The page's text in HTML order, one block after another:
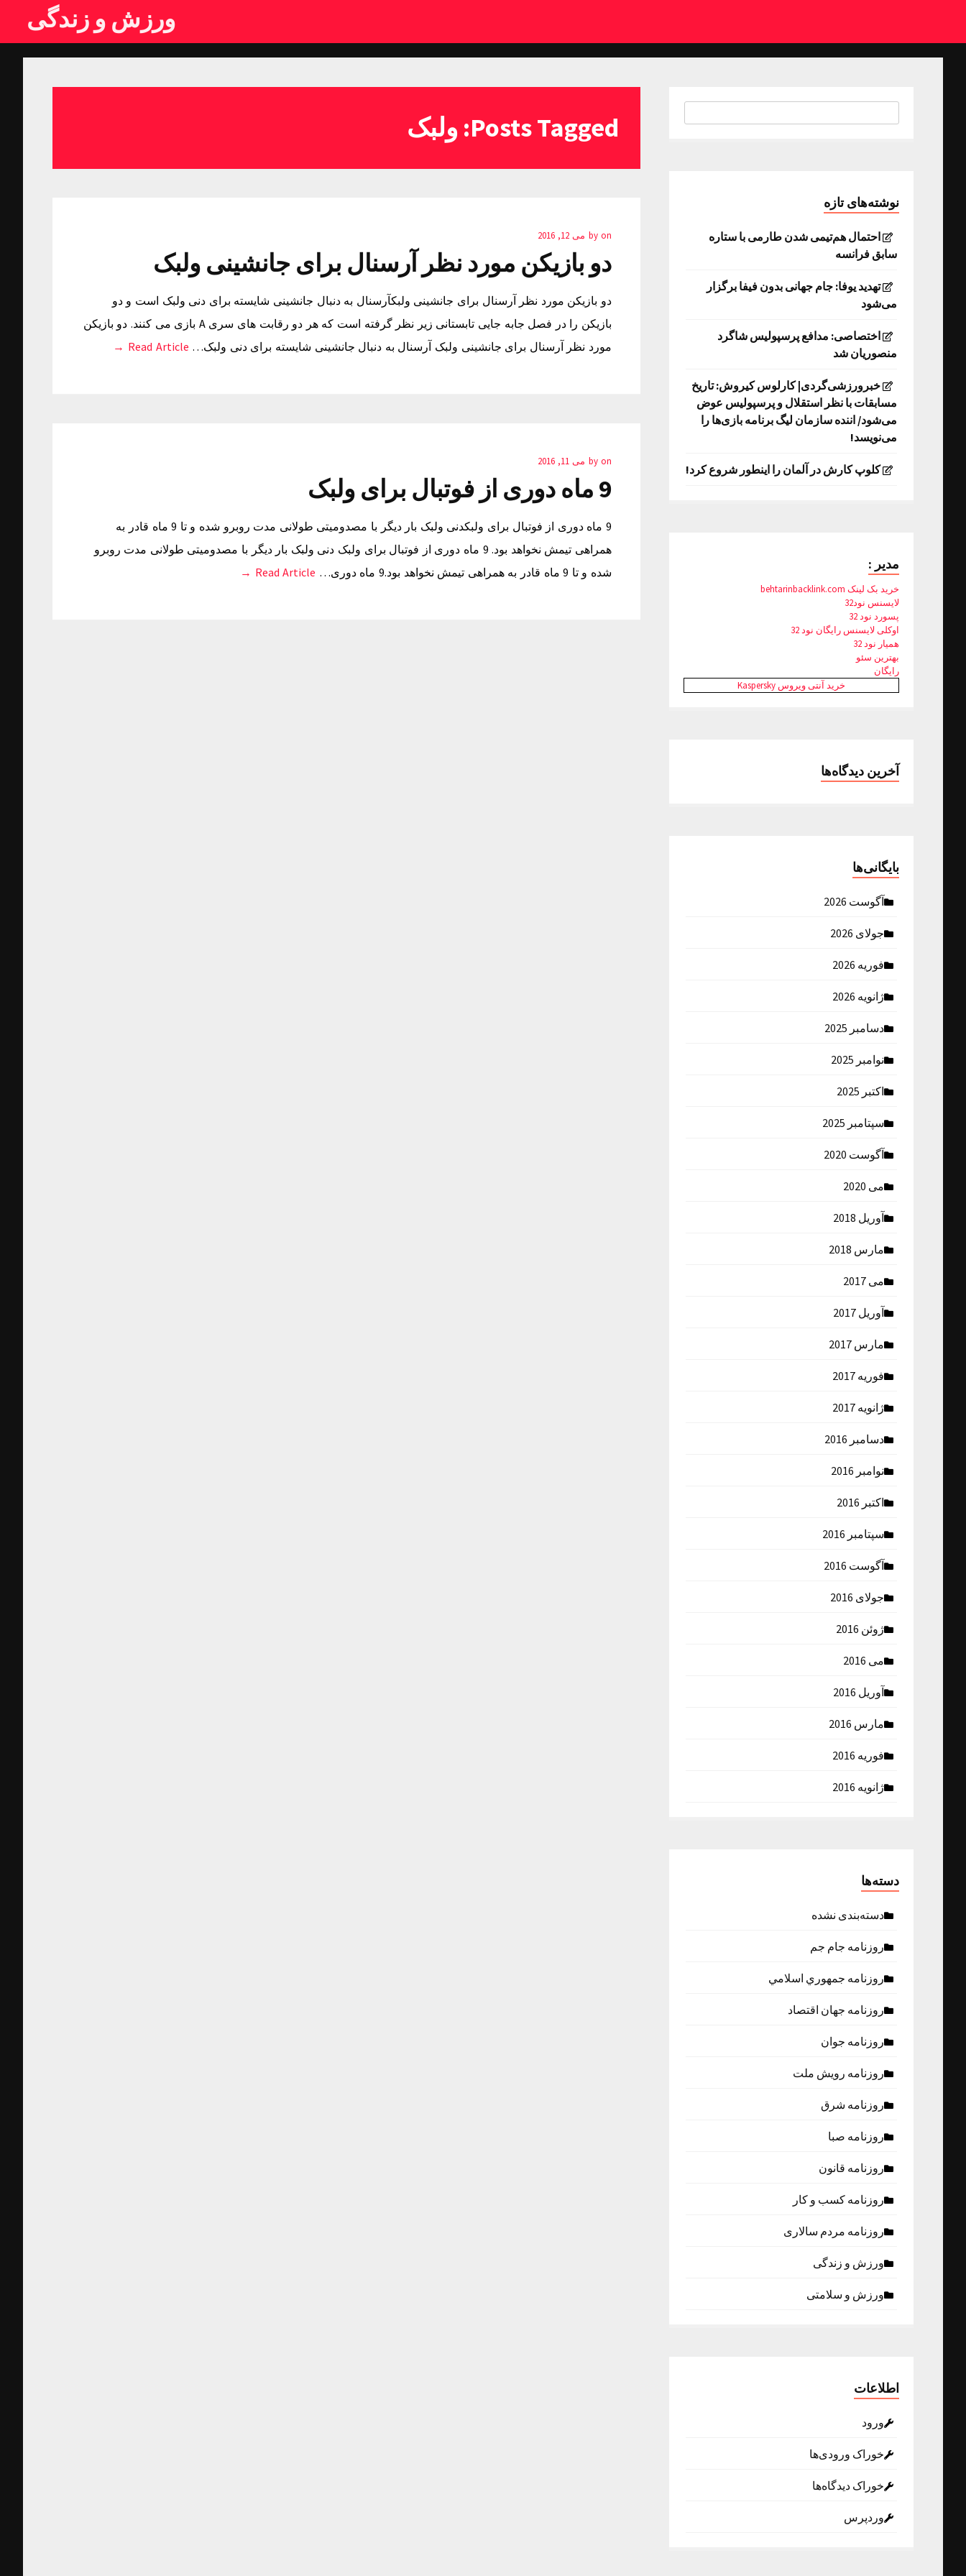
ورزش و زندگی
Posts Tagged: ولبک
by on می 12, 2016
دو بازیکن مورد نظر آرسنال برای جانشینی ولبک
دو بازیکن مورد نظر آرسنال برای جانشینی ولبکآرسنال به دنبال جانشینی شایسته برای دنی ولبک است و دو
بازیکن را در فصل جابه جایی تابستانی زیر نظر گرفته است که هر دو رقابت های سری A بازی می کنند. دو بازیکن
مورد نظر آرسنال برای جانشینی ولبک آرسنال به دنبال جانشینی شایسته برای دنی ولبک… Read Article →
by on می 11, 2016
9 ماه دوری از فوتبال برای ولبک
9 ماه دوری از فوتبال برای ولبکدنی ولبک بار دیگر با مصدومیتی طولانی مدت روبرو شده و تا 9 ماه قادر به
همراهی تیمش نخواهد بود. 9 ماه دوری از فوتبال برای ولبک دنی ولبک بار دیگر با مصدومیتی طولانی مدت روبرو
شده و تا 9 ماه قادر به همراهی تیمش نخواهد بود.9 ماه دوری…
Read Article →
نوشته‌های تازه
احتمال هم‌تیمی شدن طارمی با ستاره
سابق فرانسه
تهدید یوفا: جام جهانی بدون فیفا برگزار
می‌شود
اختصاصی: مدافع پرسپولیس شاگرد
منصوریان شد
خبرورزشی‌گردی| کارلوس کیروش: تاریخ
مسابقات با نظر استقلال و پرسپولیس عوض
می‌شود/ اننده سازمان لیگ برنامه بازی‌ها را
می‌نویسد!
کلوپ کارش در آلمان را اینطور شروع کرد!
مدیر :
خرید بک لینک behtarinbacklink.com
لایسنس نود32
پسورد نود 32
اوکلی لایسنس رایگان نود 32
همیار نود 32
بهترین سئو
رایگان
خرید آنتی ویروس Kaspersky
آخرین دیدگاه‌ها
بایگانی‌ها
آگوست 2026
جولای 2026
فوریه 2026
ژانویه 2026
دسامبر 2025
نوامبر 2025
اکتبر 2025
سپتامبر 2025
آگوست 2020
می 2020
آوریل 2018
مارس 2018
می 2017
آوریل 2017
مارس 2017
فوریه 2017
ژانویه 2017
دسامبر 2016
نوامبر 2016
اکتبر 2016
سپتامبر 2016
آگوست 2016
جولای 2016
ژوئن 2016
می 2016
آوریل 2016
مارس 2016
فوریه 2016
ژانویه 2016
دسته‌ها
دسته‌بندی نشده
روزنامه جام جم
روزنامه جمهوري اسلامي
روزنامه جهان اقتصاد
روزنامه جوان
روزنامه رویش ملت
روزنامه شرق
روزنامه صبا
روزنامه قانون
روزنامه كسب و كار
روزنامه مردم سالاری
ورزش و زندگی
ورزش و سلامتی
اطلاعات
ورود
خوراک ورودی‌ها
خوراک دیدگاه‌ها
وردپرس